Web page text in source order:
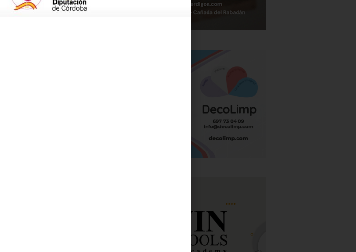
importante como
En su
hace 37 años
y los indudables
que desde este
y una matrona.